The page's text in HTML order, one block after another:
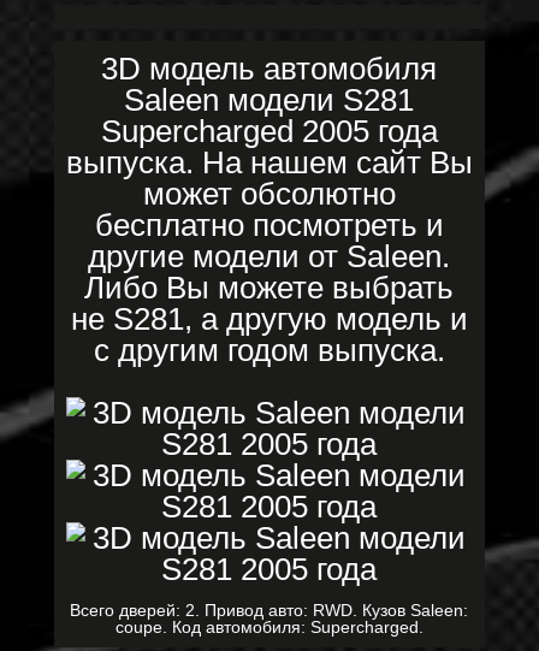
3D модель автомобиля
Saleen модели S281
Supercharged 2005 года
выпуска. На нашем сайт Вы
может обсолютно
бесплатно посмотреть и
другие модели от Saleen.
Либо Вы можете выбрать
не S281, а другую модель и
с другим годом выпуска.
Всего дверей: 2. Привод авто: RWD. Кузов Saleen:
coupe. Код автомобиля: Supercharged.